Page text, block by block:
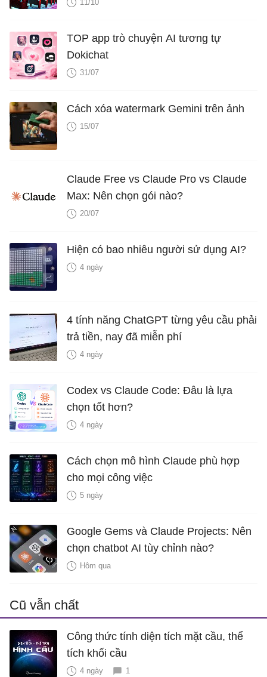
11/10
TOP app trò chuyện AI tương tự
Dokichat
31/07
Cách xóa watermark Gemini trên ảnh
15/07
Claude Free vs Claude Pro vs Claude
Max: Nên chọn gói nào?
20/07
Hiện có bao nhiêu người sử dụng AI?
4 ngày
4 tính năng ChatGPT từng yêu cầu phải
trả tiền, nay đã miễn phí
4 ngày
Codex vs Claude Code: Đâu là lựa
chọn tốt hơn?
4 ngày
Cách chọn mô hình Claude phù hợp
cho mọi công việc
5 ngày
Google Gems và Claude Projects: Nên
chọn chatbot AI tùy chỉnh nào?
Hôm qua
Cũ vẫn chất
Công thức tính diện tích mặt cầu, thể
tích khối cầu
4 ngày 1